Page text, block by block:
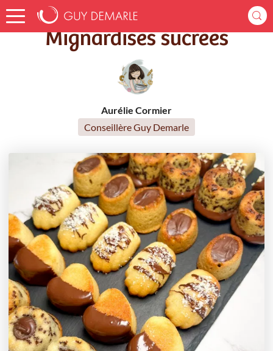
Accueil Recettes Mignardises sucrées
Mignardises sucrées
Aurélie Cormier
Conseillère Guy Demarle